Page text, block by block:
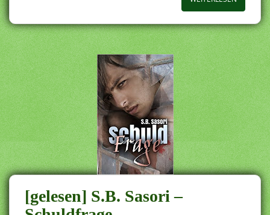
[gelesen] S.B. Sasori –